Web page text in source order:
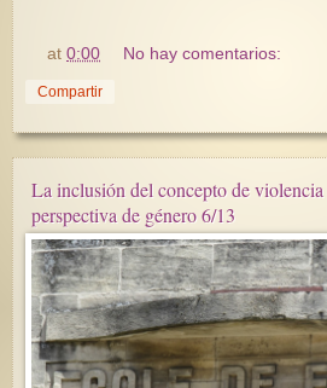
at0:00 No hay comentarios:
Compartir
La inclusión del concepto de violencia
perspectiva de género 6/13